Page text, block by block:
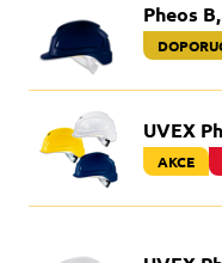
Pheos
UVEX
AKCE